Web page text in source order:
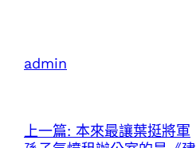
admin
上一篇: 本來最讓葉挺將軍